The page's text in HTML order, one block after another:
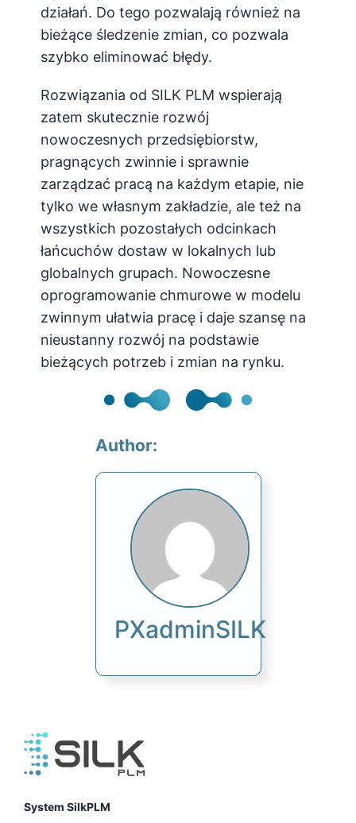
działań. Do tego pozwalają również na
bieżące śledzenie zmian, co pozwala
szybko eliminować błędy.
Rozwiązania od SILK PLM wspierają
zatem skutecznie rozwój
nowoczesnych przedsiębiorstw,
pragnących zwinnie i sprawnie
zarządzać pracą na każdym etapie, nie
tylko we własnym zakładzie, ale też na
wszystkich pozostałych odcinkach
łańcuchów dostaw w lokalnych lub
globalnych grupach. Nowoczesne
oprogramowanie chmurowe w modelu
zwinnym ułatwia pracę i daje szansę na
nieustanny rozwój na podstawie
bieżących potrzeb i zmian na rynku.
Author:
PXadminSILK
System SilkPLM